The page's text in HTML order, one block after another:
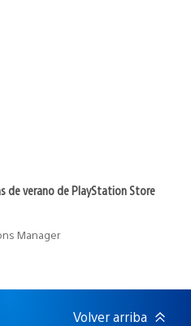
de verano de PlayStation Store
Manager
Volver arriba